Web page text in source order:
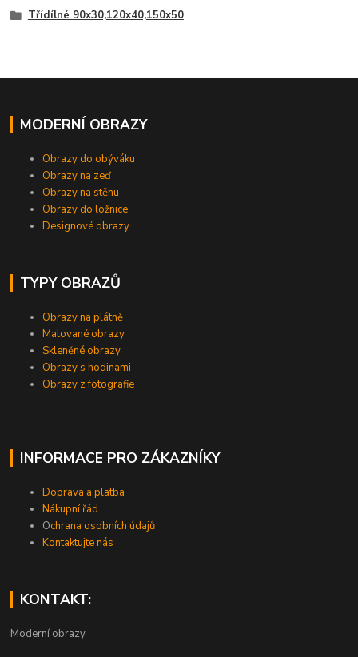
Třídílné 90x30,120x40,150x50
MODERNÍ OBRAZY
Obrazy do obýváku
Obrazy na zeď
Obrazy na stěnu
Obrazy do ložnice
Designové obrazy
TYPY OBRAZŮ
Obrazy na plátně
Malované obrazy
Skleněné obrazy
Obrazy s hodinami
Obrazy z fotografie
INFORMACE PRO ZÁKAZNÍKY
Doprava a platba
Nákupní řád
Ochrana osobních údajů
Kontaktujte nás
KONTAKT:
Moderní obrazy